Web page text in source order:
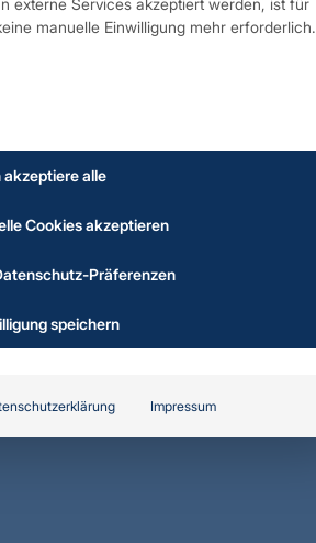
externe Services akzeptiert werden, ist für
manuelle Einwilligung mehr erforderlich.
akzeptiere alle
Cookies akzeptieren
Präferenzen
speichern
Impressum